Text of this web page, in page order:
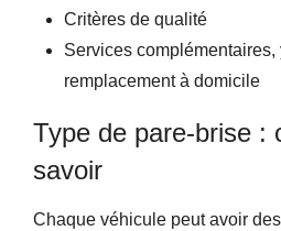
Critères de qualité
Services complémentaires,
remplacement à domicile
Type de pare-brise :
savoir
Chaque véhicule peut avoir